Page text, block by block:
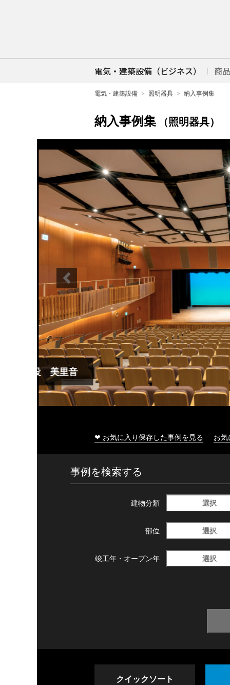
電気・建築設備（ビジネス） 商
電気・建築設備 照明器具 納入事例集
納入事例集 （照明器具）
大船渡市民文化会館
❤ お気に入り保存した事例を見る お
事例を検索する
建物分類 選択
部位 選択
竣工年・ オープン年 選択
クイックソート